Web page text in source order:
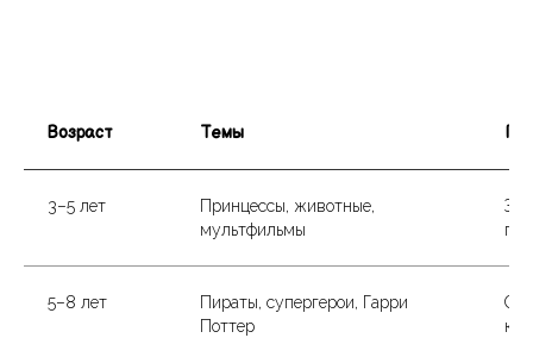
Возраст Темы
3–5 лет
Принцессы, животные,
мультфильмы
5–8 лет
Пираты, супергерои, Гарри
Поттер